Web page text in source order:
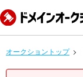
オークショントップ